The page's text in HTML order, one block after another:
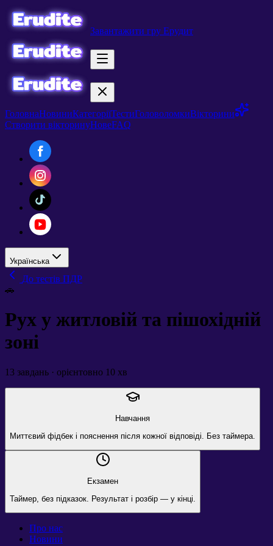
Завантажити гру Ерудит
ГоловнаНовиниКатегоріїТестиГоловоломкиВікторини
Створити вікторинуНовеFAQ
Українська
До тестів ПДР
🚗
Рух у житловій та пішохідній
зоні
13 завдань · орієнтовно 10 хв
Навчання
Миттєвий фідбек і пояснення після кожної відповіді. Без таймера.
Екзамен
Таймер, без підказок. Результат і розбір — у кінці.
Про нас
Новини